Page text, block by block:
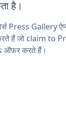
है।
Press Gallery
हैं जो claim to
ऑफ़र करते हैं।